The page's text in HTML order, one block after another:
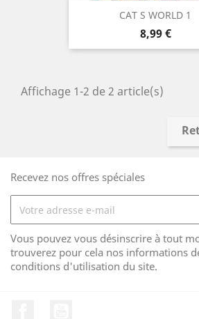
CAT S WORLD 1
Prix
8,99 €
Affichage 1-2 de 2 article(s)
Recevez nos offres spéciales
Vous pouvez vous désinscrire à tout
trouverez pour cela nos informations
conditions d'utilisation du site.